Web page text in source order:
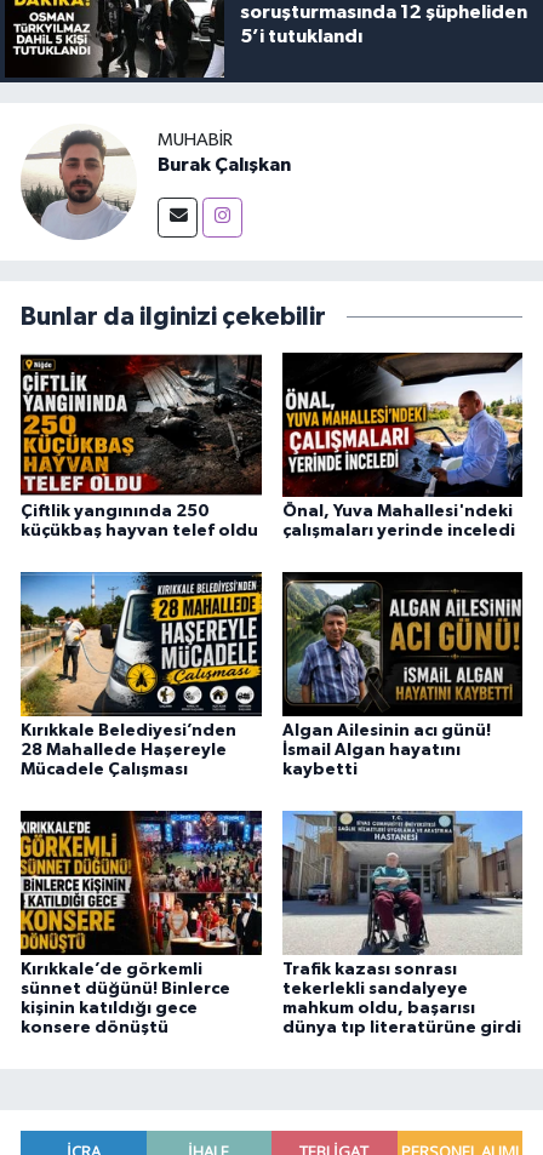
soruşturmasında 12 şüpheliden
5’i tutuklandı
MUHABIR
Burak Çalışkan
Bunlar da ilginizi çekebilir
Çiftlik yangınında 250
küçükbaş hayvan telef oldu
Önal, Yuva Mahallesi'ndeki
çalışmaları yerinde inceledi
Kırıkkale Belediyesi’nden
28 Mahallede Haşereyle
Mücadele Çalışması
Algan Ailesinin acı günü!
İsmail Algan hayatını
kaybetti
Kırıkkale’de görkemli
sünnet düğünü! Binlerce
kişinin katıldığı gece
konsere dönüştü
Trafik kazası sonrası
tekerlekli sandalyeye
mahkum oldu, başarısı
dünya tıp literatürüne girdi